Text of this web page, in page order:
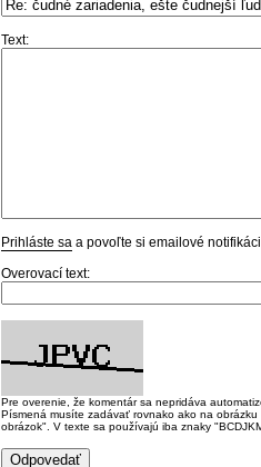
Text:
Prihláste sa a povoľte si emailové
Overovací text:
Pre overenie, že komentár sa nepridáva
Písmená musíte zadávať rovnako ako na
obrázok". V texte sa používajú iba znaky